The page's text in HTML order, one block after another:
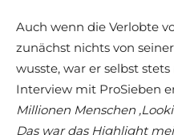
Auch wenn die Verlobte
zunächst nichts von
wusste, war er selbst
Interview mit ProSieben
Millionen Menschen
Das war das Highlight